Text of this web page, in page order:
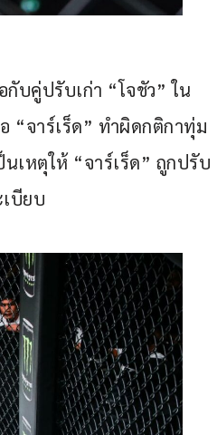
บคู่ปรับเก่า “โจชัว” ใน
“จาร์เร็ด” ทำผิดกติกาทุ่ม
เหตุให้ “จาร์เร็ด” ถูกปรับ
บียบ